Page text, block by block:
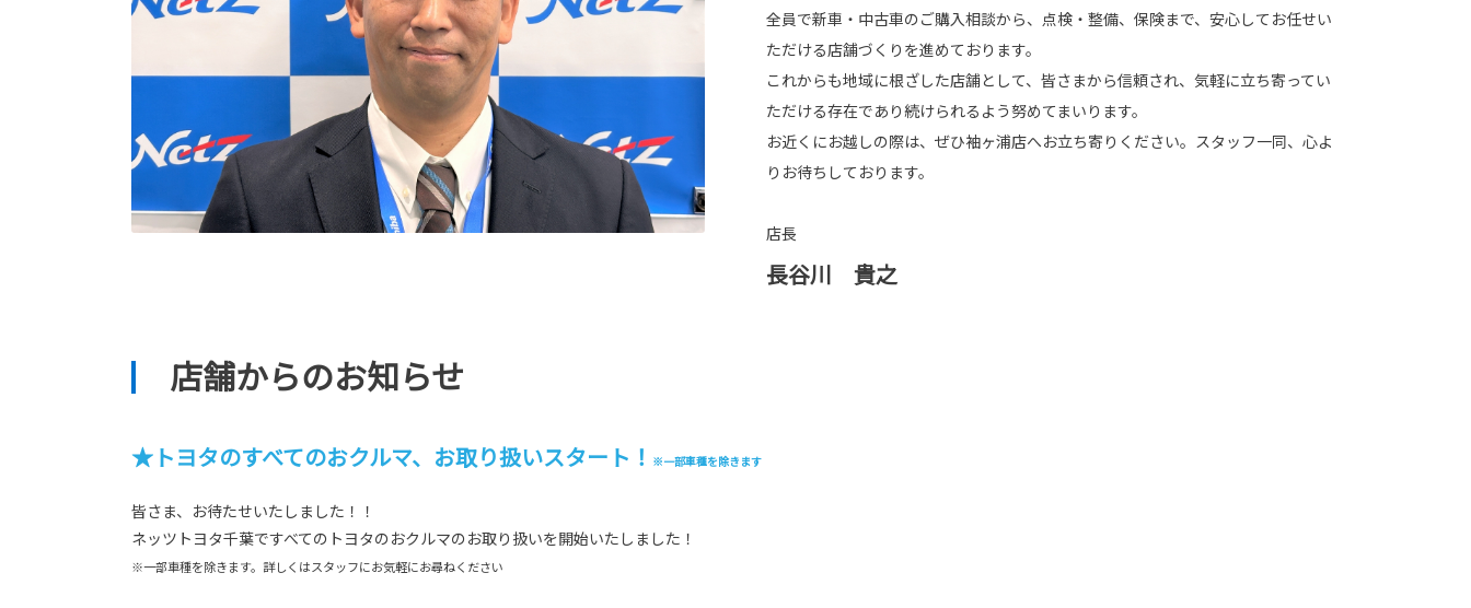
全員で新車・中古車のご購入相談から、点検・整備、保険まで、安心してお任せい
ただける店舗づくりを進めております。
これからも地域に根ざした店舗として、皆さまから信頼され、気軽に立ち寄ってい
ただける存在であり続けられるよう努めてまいります。
お近くにお越しの際は、ぜひ袖ヶ浦店へお立ち寄りください。スタッフ一同、心よ
りお待ちしております。
店長
長谷川 貴之
店舗からのお知らせ
★トヨタのすべてのおクルマ、お取り扱いスタート！ ※一部車種を除きます
皆さま、お待たせいたしました！！
ネッツトヨタ千葉ですべてのトヨタのおクルマのお取り扱いを開始いたしました！
※一部車種を除きます。詳しくはスタッフにお気軽にお尋ねください